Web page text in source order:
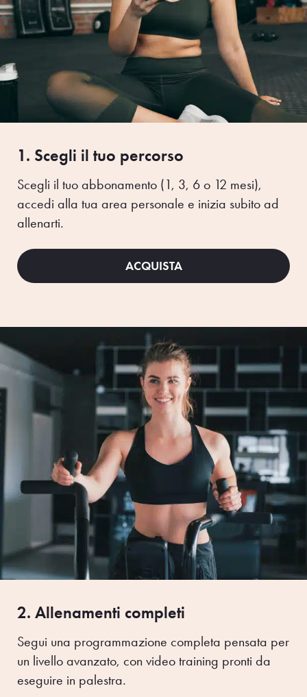
1. Scegli il tuo percorso
Scegli il tuo abbonamento (1, 3, 6 o 12 mesi),
accedi alla tua area personale e inizia subito ad
allenarti.
ACQUISTA
2. Allenamenti completi
Segui una programmazione completa pensata per
un livello avanzato, con video training pronti da
eseguire in palestra.